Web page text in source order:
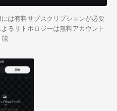
は有料サブスクリプションが必要
るリトポロジーは無料アカウント
能